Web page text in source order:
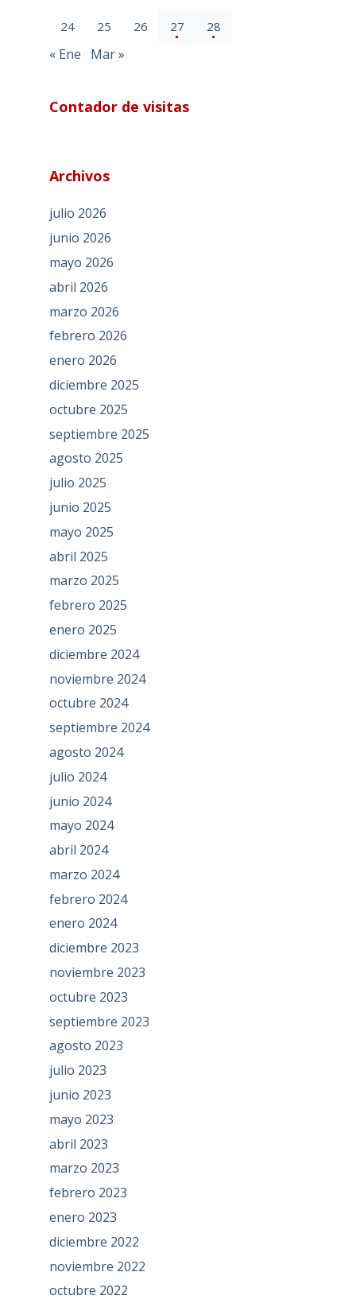
24 25 26 27 28
« Ene Mar »
Contador de visitas
Archivos
julio 2026
junio 2026
mayo 2026
abril 2026
marzo 2026
febrero 2026
enero 2026
diciembre 2025
octubre 2025
septiembre 2025
agosto 2025
julio 2025
junio 2025
mayo 2025
abril 2025
marzo 2025
febrero 2025
enero 2025
diciembre 2024
noviembre 2024
octubre 2024
septiembre 2024
agosto 2024
julio 2024
junio 2024
mayo 2024
abril 2024
marzo 2024
febrero 2024
enero 2024
diciembre 2023
noviembre 2023
octubre 2023
septiembre 2023
agosto 2023
julio 2023
junio 2023
mayo 2023
abril 2023
marzo 2023
febrero 2023
enero 2023
diciembre 2022
noviembre 2022
octubre 2022